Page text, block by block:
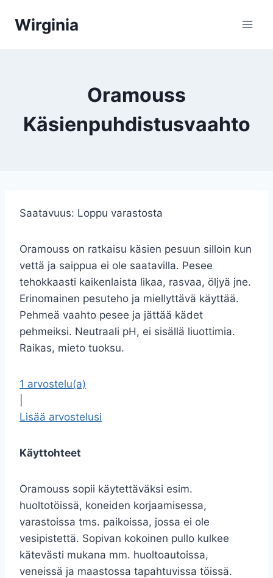
sisältöön
Wirginia
Oramouss
Käsienpuhdistusvaahto
Saatavuus: Loppu varastosta
Oramouss on ratkaisu käsien pesuun silloin kun
vettä ja saippua ei ole saatavilla. Pesee
tehokkaasti kaikenlaista likaa, rasvaa, öljyä jne.
Erinomainen pesuteho ja miellyttävä käyttää.
Pehmeä vaahto pesee ja jättää kädet
pehmeiksi. Neutraali pH, ei sisällä liuottimia.
Raikas, mieto tuoksu.
1 arvostelu(a)
Lisää arvostelusi
Käyttohteet
Oramouss sopii käytettäväksi esim.
huoltotöissä, koneiden korjaamisessa,
varastoissa tms. paikoissa, jossa ei ole
vesipistettä. Sopivan kokoinen pullo kulkee
kätevästi mukana mm. huoltoautoissa,
veneissä ja maastossa tapahtuvissa töissä.